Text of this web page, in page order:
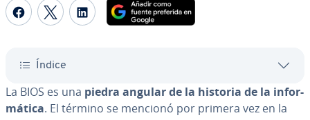
Compartir Facebook
Compartir Twitter
Compartir LinkedIn
Índice
La BIOS es una piedra angular de la historia de la in­fo­r­
má­ti­ca. El término se mencionó por primera vez en la